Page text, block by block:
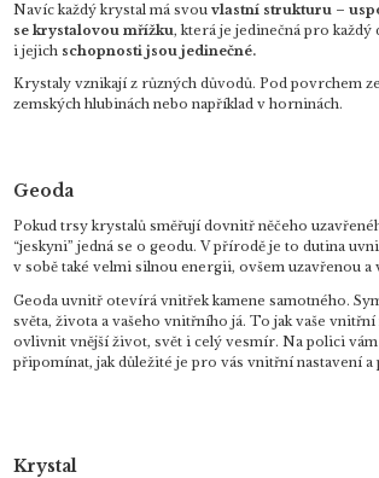
Navíc každý krystal má svouvlastní strukturu –
se krystalovou mřížku, která je jedinečná pro
i jejich schopnosti jsou jedinečné.
Krystaly vznikají z různých důvodů. Pod povrchem
zemských hlubinách nebo například v horninách.
Geoda
Pokud trsy krystalů směřují dovnitř něčeho
“jeskyni” jedná se o geodu. V přírodě je to dutina
v sobě také velmi silnou energii, ovšem uzavřenou a
Geoda uvnitř otevírá vnitřek kamene samotného.
světa, života a vašeho vnitřního já. To jak vaše vnitřní
ovlivnit vnější život, svět i celý vesmír. Na polici vám
připomínat, jak důležité je pro vás vnitřní nastavení a
Krystal